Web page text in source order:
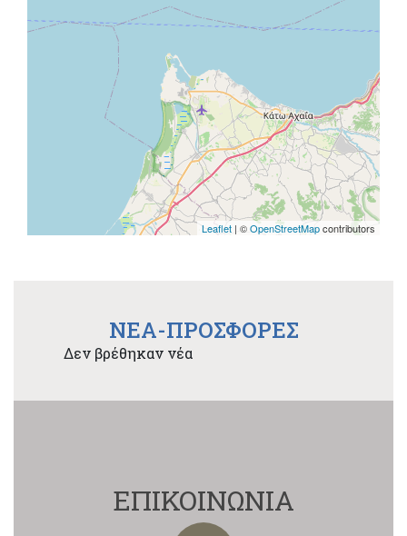
Leaflet | ©OpenStreetMapcontributors
NEA-ΠΡΟΣΦΟΡΕΣ
Δεν βρέθηκαν νέα
ΕΠΙΚΟΙΝΩΝΙΑ